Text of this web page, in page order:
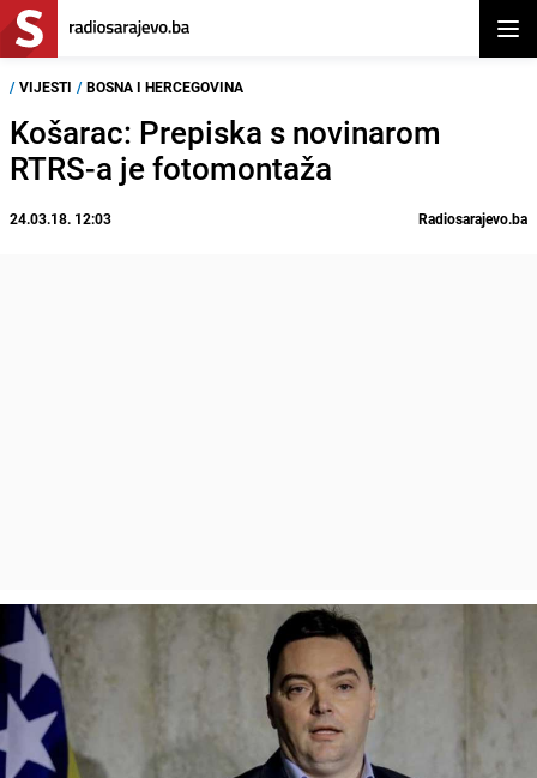
/ VIJESTI / BOSNA I HERCEGOVINA
Košarac: Prepiska s novinarom
RTRS-a je fotomontaža
24.03.18. 12:03 Radiosarajevo.ba